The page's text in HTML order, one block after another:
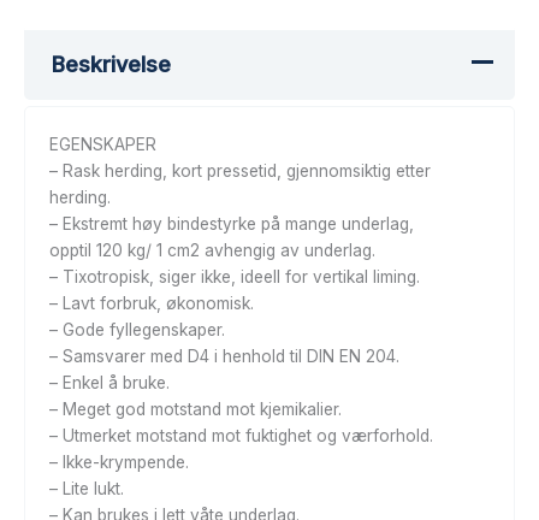
Beskrivelse
EGENSKAPER
– Rask herding, kort pressetid, gjennomsiktig etter
herding.
– Ekstremt høy bindestyrke på mange underlag,
opptil 120 kg/ 1 cm2 avhengig av underlag.
– Tixotropisk, siger ikke, ideell for vertikal liming.
– Lavt forbruk, økonomisk.
– Gode fyllegenskaper.
– Samsvarer med D4 i henhold til DIN EN 204.
– Enkel å bruke.
– Meget god motstand mot kjemikalier.
– Utmerket motstand mot fuktighet og værforhold.
– Ikke-krympende.
– Lite lukt.
– Kan brukes i lett våte underlag.